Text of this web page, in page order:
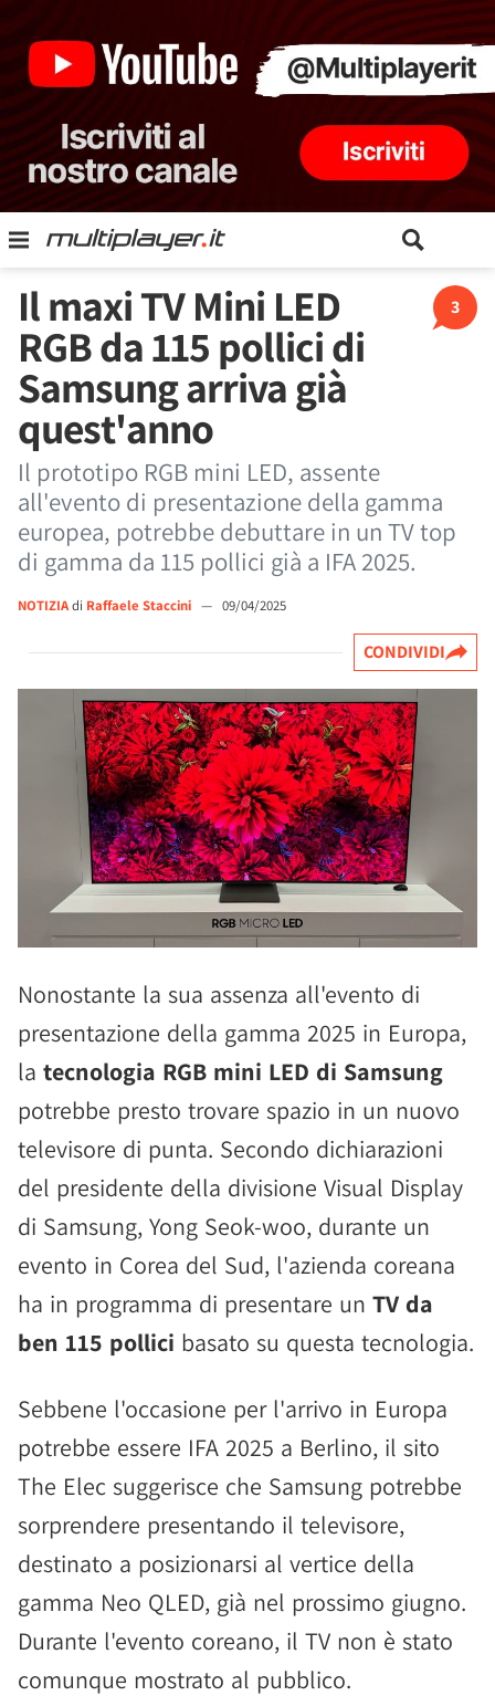
3
Il maxi TV Mini LED
RGB da 115 pollici di
Samsung arriva già
quest'anno
Il prototipo RGB mini LED, assente
all'evento di presentazione della gamma
europea, potrebbe debuttare in un TV top
di gamma da 115 pollici già a IFA 2025.
NOTIZIAdi Raffaele Staccini — 09/04/2025
CONDIVIDI
Nonostante la sua assenza all'evento di
presentazione della gamma 2025 in Europa,
la tecnologia RGB mini LED di Samsung
potrebbe presto trovare spazio in un nuovo
televisore di punta. Secondo dichiarazioni
del presidente della divisione Visual Display
di Samsung, Yong Seok-woo, durante un
evento in Corea del Sud, l'azienda coreana
ha in programma di presentare un TV da
ben 115 pollici basato su questa tecnologia.
Sebbene l'occasione per l'arrivo in Europa
potrebbe essere IFA 2025 a Berlino, il sito
The Elec suggerisce che Samsung potrebbe
sorprendere presentando il televisore,
destinato a posizionarsi al vertice della
gamma Neo QLED, già nel prossimo giugno.
Durante l'evento coreano, il TV non è stato
comunque mostrato al pubblico.